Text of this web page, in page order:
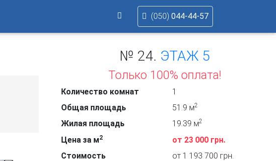
(050) 044-44-57
№ 24. ЭТАЖ 5
Только 100% оплата!
Количество комнат
1
Общая площадь
51.9 м2
Жилая площадь 19.39 м2
Цена за м2
от 23 000 грн.
Стоимость
от 1 193 700 грн.